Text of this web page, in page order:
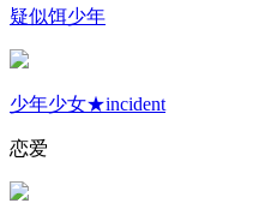
疑似饵少年
少年少女★incident
恋爱